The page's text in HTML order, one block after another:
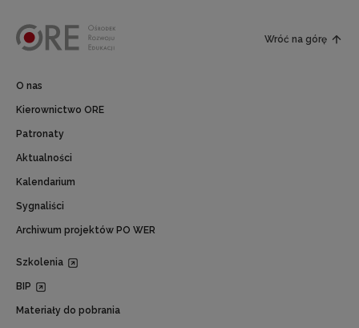
Wróć na górę
O nas
Kierownictwo ORE
Patronaty
Aktualności
Kalendarium
Sygnaliści
Archiwum projektów PO WER
Szkolenia
BIP
Materiały do pobrania